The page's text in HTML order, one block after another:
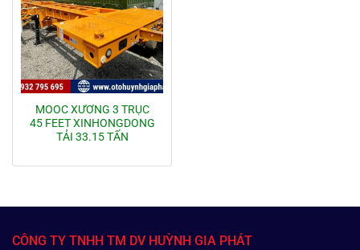
MOOC XƯƠNG 3 TRỤC
45 FEET XINHONGDONG
TẢI 33.15 TẤN
CÔNG TY TNHH TM DV HUỲNH GIA PHÁT